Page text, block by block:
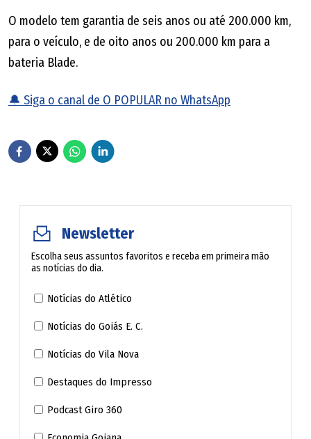
O modelo tem garantia de seis anos ou até 200.000 km,
para o veículo, e de oito anos ou 200.000 km para a
bateria Blade.
🔔 Siga o canal de O POPULAR no WhatsApp
Newsletter
Escolha seus assuntos favoritos e receba em primeira mão
as notícias do dia.
Notícias do Atlético
Notícias do Goiás E. C.
Notícias do Vila Nova
Destaques do Impresso
Podcast Giro 360